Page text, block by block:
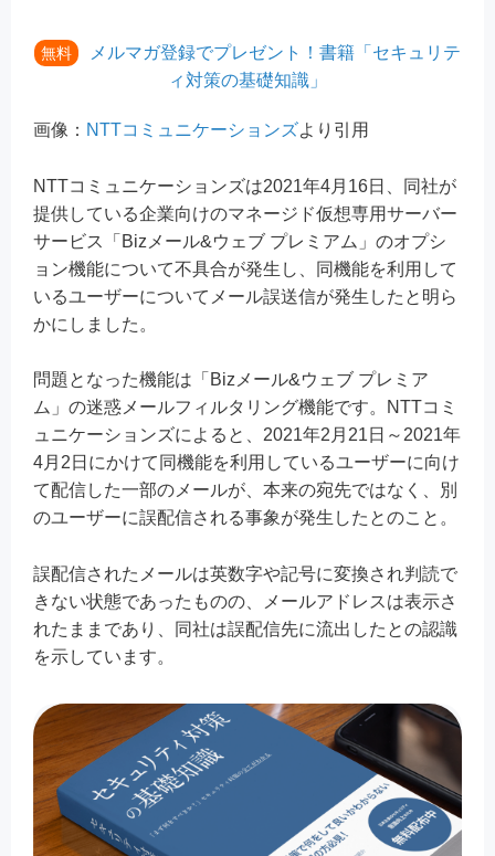
無料
メルマガ登録でプレゼント！書籍「セキュリテ
ィ対策の基礎知識」
画像： NTTコミュニケーションズより引用
NTTコミュニケーションズは2021年4月16日、同社が
提供している企業向けのマネージド仮想専用サーバー
サービス「Bizメール&ウェブ プレミアム」のオプシ
ョン機能について不具合が発生し、同機能を利用して
いるユーザーについてメール誤送信が発生したと明ら
かにしました。
問題となった機能は「Bizメール&ウェブ プレミア
ム」の迷惑メールフィルタリング機能です。NTTコミ
ュニケーションズによると、2021年2月21日～2021年
4月2日にかけて同機能を利用しているユーザーに向け
て配信した一部のメールが、本来の宛先ではなく、別
のユーザーに誤配信される事象が発生したとのこと。
誤配信されたメールは英数字や記号に変換され判読で
きない状態であったものの、メールアドレスは表示さ
れたままであり、同社は誤配信先に流出したとの認識
を示しています。